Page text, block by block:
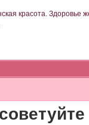
красота. Здоровье